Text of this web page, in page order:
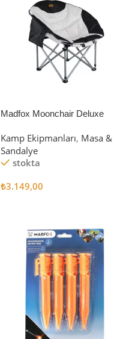
Madfox Moonchair Deluxe
Siyah/Gri
Kamp Ekipmanları, Masa &
Sandalye
stokta
₺3.149,00